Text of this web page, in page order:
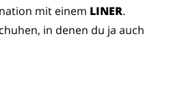
mit einem LINER.
in denen du ja auch